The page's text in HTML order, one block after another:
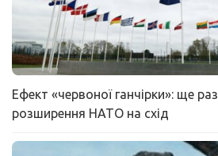
Ефект «червоної ганчірки»: ще
розширення НАТО на схід